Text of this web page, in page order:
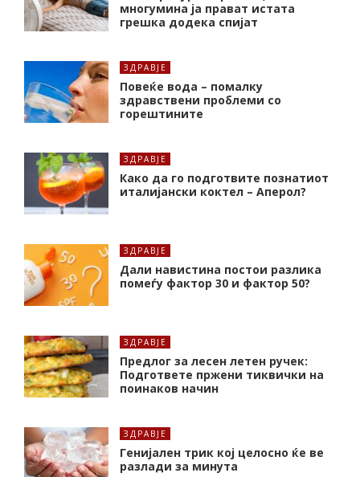
многумина ја прават истата
грешка додека спијат
ЗДРАВЈЕ
Повеќе вода – помалку
здравствени проблеми со
горештините
ЗДРАВЈЕ
Како да го подготвите познатиот
италијански коктел – Аперол?
ЗДРАВЈЕ
Дали навистина постои разлика
помеѓу фактор 30 и фактор 50?
ЗДРАВЈЕ
Предлог за лесен летен ручек:
Подгответе пржени тиквички на
поинаков начин
ЗДРАВЈЕ
Генијален трик кој целосно ќе ве
разлади за минута